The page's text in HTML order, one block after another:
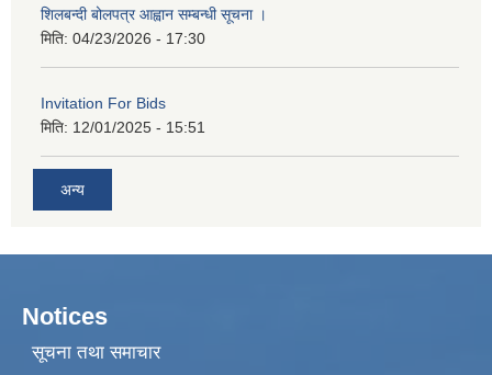
शिलबन्दी बोलपत्र आह्वान सम्बन्धी सूचना ।
मिति: 04/23/2026 - 17:30
Invitation For Bids
मिति: 12/01/2025 - 15:51
अन्य
Notices
सूचना तथा समाचार